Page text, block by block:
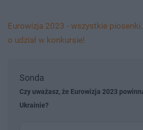
Eurowizja 2023 - wszystkie
o udział w konkursie!
Sonda
Czy uważasz, że Eurowizja 2023
Ukrainie?